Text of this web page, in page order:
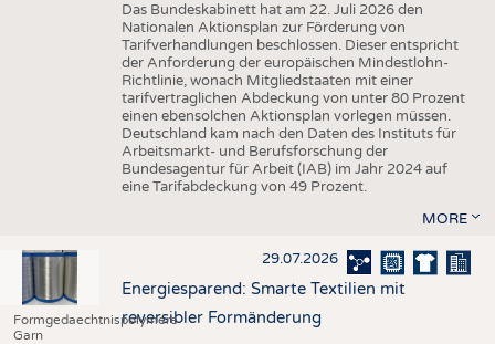
Das Bundeskabinett hat am 22. Juli 2026 den
Nationalen Aktionsplan zur Förderung von
Tarifverhandlungen beschlossen. Dieser entspricht
der Anforderung der europäischen Mindestlohn-
Richtlinie, wonach Mitgliedstaaten mit einer
tarifvertraglichen Abdeckung von unter 80 Prozent
einen ebensolchen Aktionsplan vorlegen müssen.
Deutschland kam nach den Daten des Instituts für
Arbeitsmarkt- und Berufsforschung der
Bundesagentur für Arbeit (IAB) im Jahr 2024 auf
eine Tarifabdeckung von 49 Prozent.
MORE
Formgedaechtnispolymere
Garn
29.07.2026
Energiesparend: Smarte Textilien mit
reversibler Formänderung